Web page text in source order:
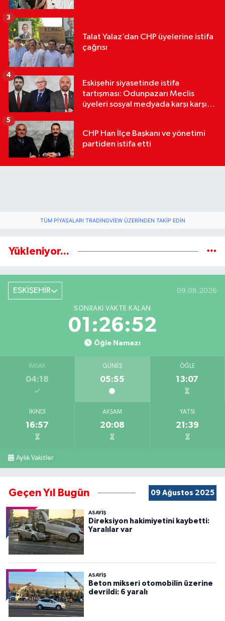
Talat Yalaz’dan CHP üyelerine istifa
çağrısı
3
Eskişehir siyasetinde istifa
tartışması: Odunpazarı Meclis
üyeleri sosyal medyada karşı karşıya
4
CHP Han İlçe Başkanı ve yönetimi
partiden istifa etti
5
TÜM PIYASALARI TRADINGVIEW ÜZERINDEN TAKIP EDIN
Yükleniyor...
ESKİŞEHİR 09.08.2026
SONRAKI VAKTE KALAN
01:26:52
Öğle Namazı
İMSAK
04:18
GÜNEŞ
05:55
ÖĞLE
13:07
İKINDI
16:57
AKŞAM
20:08
YATSI
21:39
Aylık Vakitler
Geçen Yıl Bugün 09 Ağustos 2025
ASAYİŞ
Direksiyon hakimiyetini kaybetti:
Yaralılar var
ASAYİŞ
Beton mikseri otomobilin üzerine
devrildi: 6 yaralı